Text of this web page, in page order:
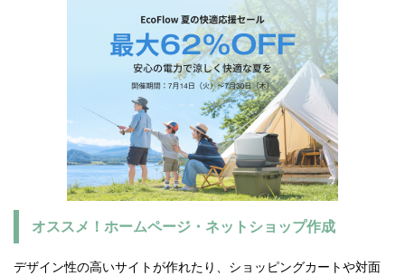
オススメ！ホームページ・ネットショップ作成
デザイン性の高いサイトが作れたり、ショッピングカートや対面